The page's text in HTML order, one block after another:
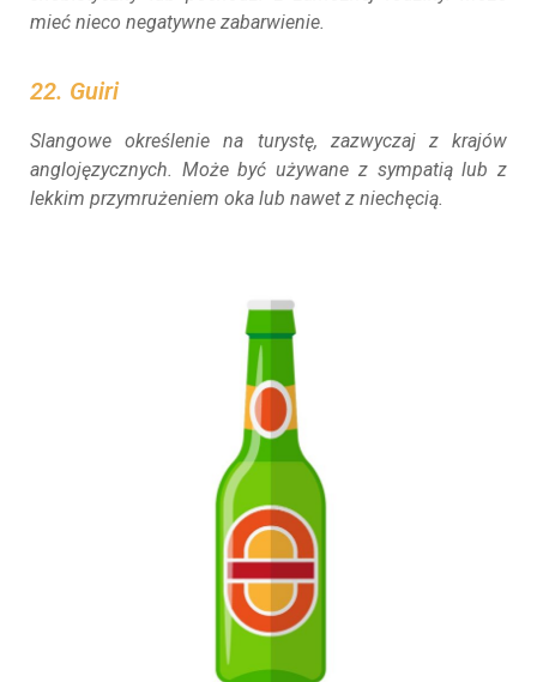
mieć nieco negatywne zabarwienie.
22. Guiri
Slangowe określenie na turystę, zazwyczaj z krajów
anglojęzycznych. Może być używane z sympatią lub z
lekkim przymrużeniem oka lub nawet z niechęcią.